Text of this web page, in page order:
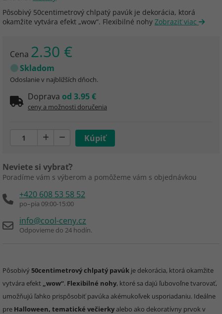
Pôsobivý 50centimetrový chlpatý pavúk je dekorácia, ktorá
okamžite vytvára efekt „wow“. Flexibilné nohy Zobraziť viac
Cena 2.30 €
Skladom
Odoslanie v najbližších dňoch.
Doprava od 3.95 €
ceny a možnosti doručenia
Neviete si vybrať?
Poradíme vám s výberom a pomôžeme vám s objednávkou
+420 608 53 58 52
po–pia 09:00-15:00
info@cool-ceny.cz
Odpovieme do 24 hodín.
Pôsobivý50centimetrový chlpatý pavúk je dekorácia, ktorá okamžite
vytvára efekt „wow“. Flexibilné nohy, ktoré sa dajú ľubovoľne tvarovať,
umožňujú ľahko prispôsobiť pavúka akémukoľvek usporiadaniu. Ideálne
pre Halloween, tematické večierkyalebo ako dekoratívny prvok v